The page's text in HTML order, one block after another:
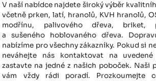
V naší nabídce najdete široký výběr
včetně prken, latí, hranolů, KVH hranolů,
modřínu, palivového dřeva, briket,
a sušeného hoblovaného dřeva.
nabízíme pro všechny zákazníky. Pokud si
neváhejte nás kontaktovat na
zastavte na jedné z našich poboček. Naši
vám vždy rádi poradí. Prozkoumejte